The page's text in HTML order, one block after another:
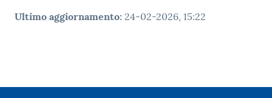
Ultimo aggiornamento: 24-02-2026, 15:22